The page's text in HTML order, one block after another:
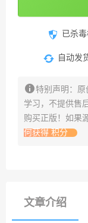
已杀毒
自动发
特别声明：原
学习，不提供售
购买正版！如果
何获得 积分
文章介绍